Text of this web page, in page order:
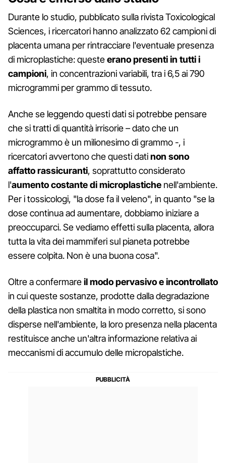
Durante lo studio, pubblicato sulla rivista Toxicological
Sciences, i ricercatori hanno analizzato 62 campioni di
placenta umana per rintracciare l'eventuale presenza
di microplastiche: questeerano presenti in tutti i
campioni, in concentrazioni variabili, tra i 6,5 ai 790
microgrammi per grammo di tessuto.
Anche se leggendo questi dati si potrebbe pensare
che si tratti di quantità irrisorie – dato che un
microgrammo è un milionesimo di grammo -, i
ricercatori avvertono che questi datinon sono
affatto rassicuranti, soprattutto considerato
l'aumento costante di microplastiche nell'ambiente.
Per i tossicologi, "la dose fa il veleno", in quanto "se la
dose continua ad aumentare, dobbiamo iniziare a
preoccuparci. Se vediamo effetti sulla placenta, allora
tutta la vita dei mammiferi sul pianeta potrebbe
essere colpita. Non è una buona cosa".
Oltre a confermareil modo pervasivo e incontrollato
in cui queste sostanze, prodotte dalla degradazione
della plastica non smaltita in modo corretto, si sono
disperse nell'ambiente, la loro presenza nella placenta
restituisce anche un'altra informazione relativa ai
meccanismi di accumulo delle micropalstiche.